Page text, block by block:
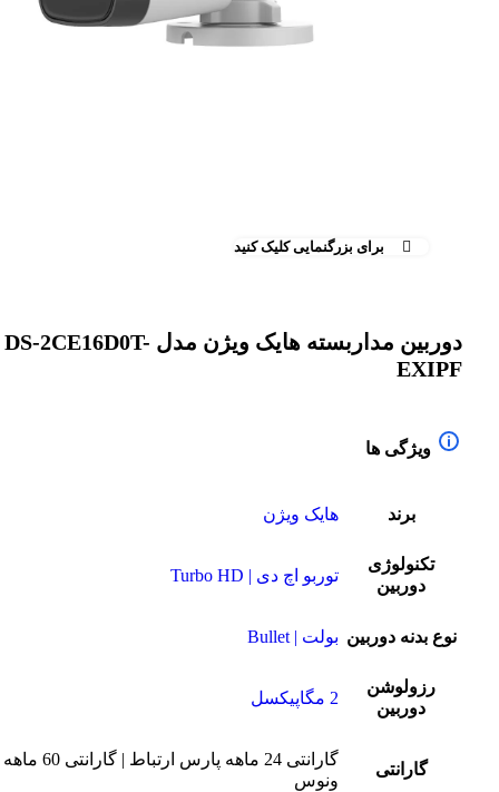
برای بزرگنمایی کلیک کنید
دوربین مداربسته هایک ویژن مدل DS-2CE16D0T-
EXIPF
ویژگی ها
برند هایک ویژن
تکنولوژی
دوربین
توربو اچ دی | Turbo HD
نوع بدنه دوربین بولت | Bullet
رزولوشن
دوربین
2 مگاپیکسل
گارانتی
گارانتی 24 ماهه پارس ارتباط | گارانتی 60 ماهه
ونوس